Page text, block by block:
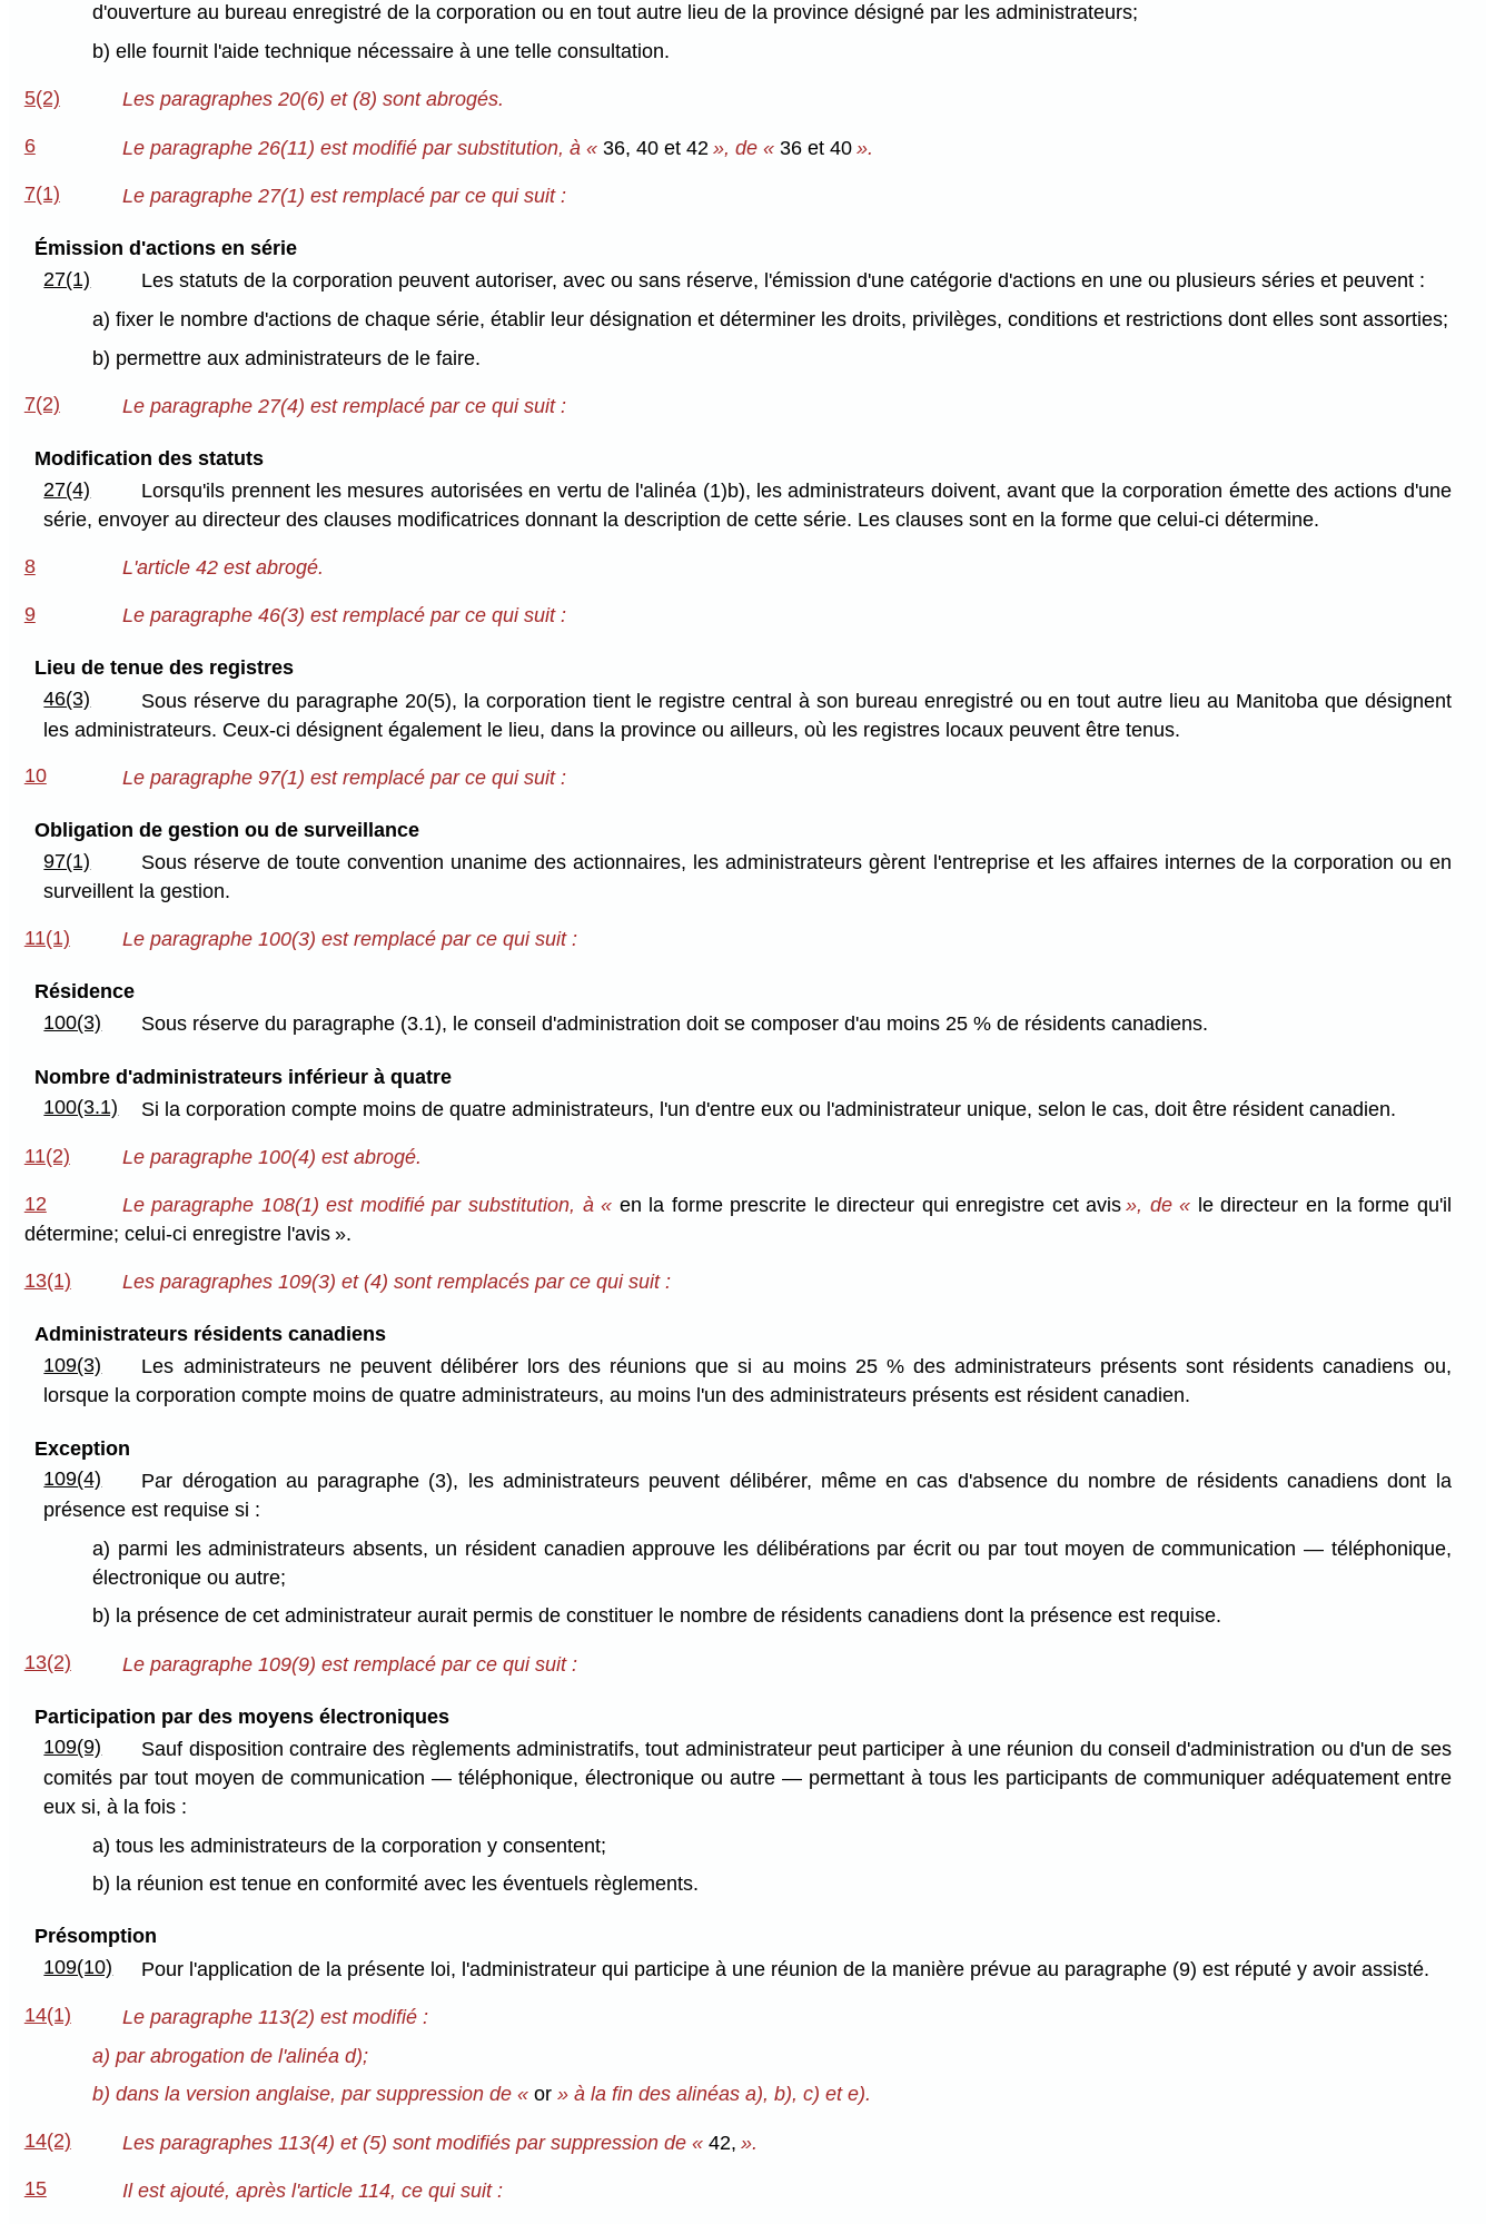
d'ouverture au bureau enregistré de la corporation ou en tout autre lieu de la province désigné par les administrateurs;
b) elle fournit l'aide technique nécessaire à une telle consultation.
5(2) Les paragraphes 20(6) et (8) sont abrogés.
6 Le paragraphe 26(11) est modifié par substitution, à « 36, 40 et 42 », de « 36 et 40».
7(1) Le paragraphe 27(1) est remplacé par ce qui suit :
Émission d'actions en série
27(1)
Les statuts de la corporation peuvent autoriser, avec ou sans réserve, l'émission d'une catégorie d'actions en une ou plusieurs séries et peuvent :
a) fixer le nombre d'actions de chaque série, établir leur désignation et déterminer les droits, privilèges, conditions et restrictions dont elles sont assorties;
b) permettre aux administrateurs de le faire.
7(2) Le paragraphe 27(4) est remplacé par ce qui suit :
Modification des statuts
27(4)
Lorsqu'ils prennent les mesures autorisées en vertu de l'alinéa (1)b), les administrateurs doivent, avant que la corporation émette des actions d'une
série, envoyer au directeur des clauses modificatrices donnant la description de cette série. Les clauses sont en la forme que celui-ci détermine.
8 L'article 42 est abrogé.
9 Le paragraphe 46(3) est remplacé par ce qui suit :
Lieu de tenue des registres
46(3)
Sous réserve du paragraphe 20(5), la corporation tient le registre central à son bureau enregistré ou en tout autre lieu au Manitoba que désignent
les administrateurs. Ceux-ci désignent également le lieu, dans la province ou ailleurs, où les registres locaux peuvent être tenus.
10 Le paragraphe 97(1) est remplacé par ce qui suit :
Obligation de gestion ou de surveillance
97(1)
Sous réserve de toute convention unanime des actionnaires, les administrateurs gèrent l'entreprise et les affaires internes de la corporation ou en
surveillent la gestion.
11(1) Le paragraphe 100(3) est remplacé par ce qui suit :
Résidence
100(3)
Sous réserve du paragraphe (3.1), le conseil d'administration doit se composer d'au moins 25 % de résidents canadiens.
Nombre d'administrateurs inférieur à quatre
100(3.1)
Si la corporation compte moins de quatre administrateurs, l'un d'entre eux ou l'administrateur unique, selon le cas, doit être résident canadien.
11(2) Le paragraphe 100(4) est abrogé.
12 Le paragraphe 108(1) est modifié par substitution, à « en la forme prescrite le directeur qui enregistre cet avis », de « le directeur en la forme qu'il
détermine; celui-ci enregistre l'avis ».
13(1) Les paragraphes 109(3) et (4) sont remplacés par ce qui suit :
Administrateurs résidents canadiens
109(3)
Les administrateurs ne peuvent délibérer lors des réunions que si au moins 25 % des administrateurs présents sont résidents canadiens ou,
lorsque la corporation compte moins de quatre administrateurs, au moins l'un des administrateurs présents est résident canadien.
Exception
109(4)
Par dérogation au paragraphe (3), les administrateurs peuvent délibérer, même en cas d'absence du nombre de résidents canadiens dont la
présence est requise si :
a) parmi les administrateurs absents, un résident canadien approuve les délibérations par écrit ou par tout moyen de communication — téléphonique,
électronique ou autre;
b) la présence de cet administrateur aurait permis de constituer le nombre de résidents canadiens dont la présence est requise.
13(2) Le paragraphe 109(9) est remplacé par ce qui suit :
Participation par des moyens électroniques
109(9)
Sauf disposition contraire des règlements administratifs, tout administrateur peut participer à une réunion du conseil d'administration ou d'un de ses
comités par tout moyen de communication — téléphonique, électronique ou autre — permettant à tous les participants de communiquer adéquatement entre
eux si, à la fois :
a) tous les administrateurs de la corporation y consentent;
b) la réunion est tenue en conformité avec les éventuels règlements.
Présomption
109(10)
Pour l'application de la présente loi, l'administrateur qui participe à une réunion de la manière prévue au paragraphe (9) est réputé y avoir assisté.
14(1)
Le paragraphe 113(2) est modifié :
a) par abrogation de l'alinéa d);
b) dans la version anglaise, par suppression de «or» à la fin des alinéas a), b), c) et e).
14(2) Les paragraphes 113(4) et (5) sont modifiés par suppression de « 42, ».
15 Il est ajouté, après l'article 114, ce qui suit :